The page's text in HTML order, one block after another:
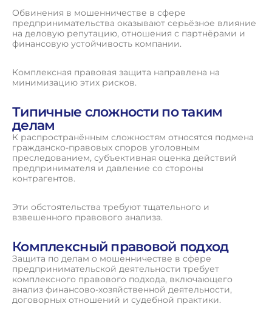
Обвинения в мошенничестве в сфере
предпринимательства оказывают серьёзное влияние
на деловую репутацию, отношения с партнёрами и
финансовую устойчивость компании.
Комплексная правовая защита направлена на
минимизацию этих рисков.
Типичные сложности по таким
делам
К распространённым сложностям относятся подмена
гражданско-правовых споров уголовным
преследованием, субъективная оценка действий
предпринимателя и давление со стороны
контрагентов.
Эти обстоятельства требуют тщательного и
взвешенного правового анализа.
Комплексный правовой подход
Защита по делам о мошенничестве в сфере
предпринимательской деятельности требует
комплексного правового подхода, включающего
анализ финансово-хозяйственной деятельности,
договорных отношений и судебной практики.